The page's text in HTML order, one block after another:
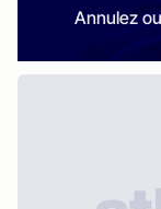
Annulez